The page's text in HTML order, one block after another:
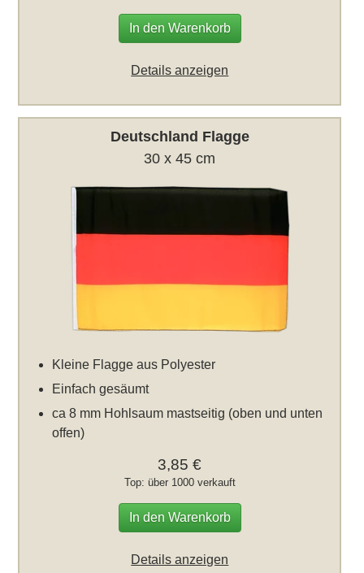
In den Warenkorb
Details anzeigen
Deutschland Flagge
30 x 45 cm
Kleine Flagge aus Polyester
Einfach gesäumt
ca 8 mm Hohlsaum mastseitig (oben und unten
offen)
3,85 €
Top: über 1000 verkauft
In den Warenkorb
Details anzeigen